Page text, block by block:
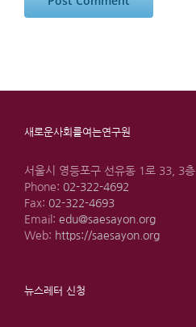
새로운사회를여는연구원
서울시 영등포구 선유동 1로 33, 3층
Phone: 02-322-4692
Fax: 02-322-4693
Email: edu@saesayon.org
Web: https://saesayon.org
뉴스레터 신청